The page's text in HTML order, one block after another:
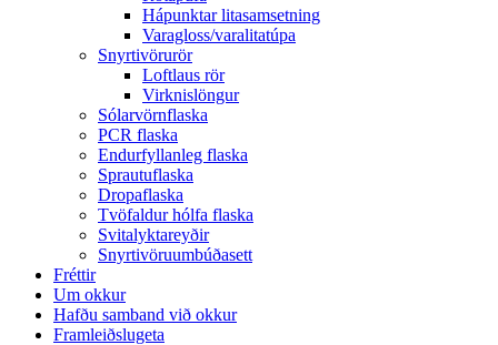
Hápunktar litasamsetning
Varagloss/varalitatúpa
Snyrtivörurör
Loftlaus rör
Virknislöngur
Sólarvörnflaska
PCR flaska
Endurfyllanleg flaska
Sprautuflaska
Dropaflaska
Tvöfaldur hólfa flaska
Svitalyktareyðir
Snyrtivöruumbúðasett
Fréttir
Um okkur
Hafðu samband við okkur
Framleiðslugeta